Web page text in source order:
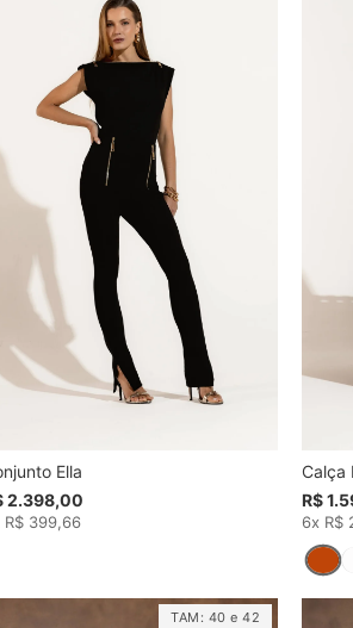
Ella
2.398,00
R$ 399,66
Calça
R$
6x R$
TAM: 40 e42